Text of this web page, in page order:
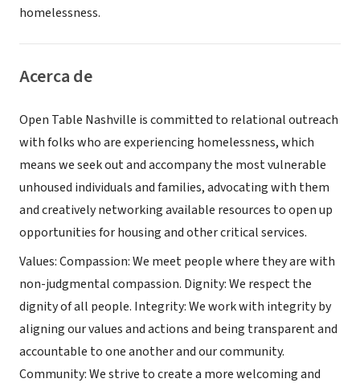
homelessness.
Acerca de
Open Table Nashville is committed to relational outreach
with folks who are experiencing homelessness, which
means we seek out and accompany the most vulnerable
unhoused individuals and families, advocating with them
and creatively networking available resources to open up
opportunities for housing and other critical services.
Values: Compassion: We meet people where they are with
non-judgmental compassion. Dignity: We respect the
dignity of all people. Integrity: We work with integrity by
aligning our values and actions and being transparent and
accountable to one another and our community.
Community: We strive to create a more welcoming and